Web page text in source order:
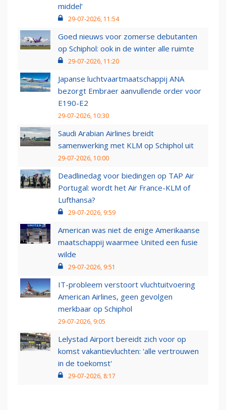
middel’
29-07-2026, 11:54
Goed nieuws voor zomerse debutanten
op Schiphol: ook in de winter alle ruimte
29-07-2026, 11:20
Japanse luchtvaartmaatschappij ANA
bezorgt Embraer aanvullende order voor
E190-E2
29-07-2026, 10:30
Saudi Arabian Airlines breidt
samenwerking met KLM op Schiphol uit
29-07-2026, 10:00
Deadlinedag voor biedingen op TAP Air
Portugal: wordt het Air France-KLM of
Lufthansa?
29-07-2026, 9:59
American was niet de enige Amerikaanse
maatschappij waarmee United een fusie
wilde
29-07-2026, 9:51
IT-probleem verstoort vluchtuitvoering
American Airlines, geen gevolgen
merkbaar op Schiphol
29-07-2026, 9:05
Lelystad Airport bereidt zich voor op
komst vakantievluchten: 'alle vertrouwen
in de toekomst'
29-07-2026, 8:17